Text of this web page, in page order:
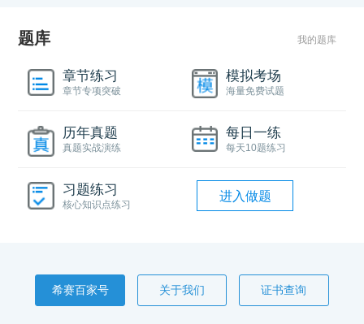
题库 我的题库
章节练习
章节专项突破
模拟考场
海量免费试题
历年真题
真题实战演练
每日一练
每天10题练习
习题练习
核心知识点练习
进入做题
希赛百家号 关于我们 证书查询